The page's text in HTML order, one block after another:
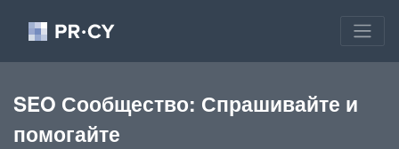
SEO Сообщество: Спрашивайте и
помогайте